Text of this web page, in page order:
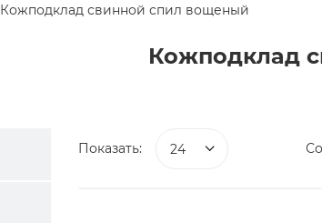
Кожподклад свинной спил вощеный
Кожподклад
Показать: 24